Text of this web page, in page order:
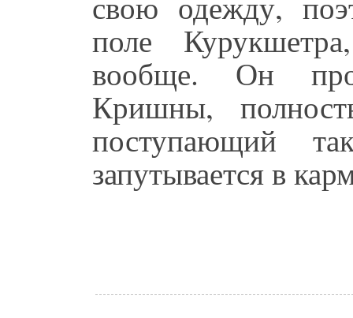
поле
вообще. Он
Кришны,
поступающий
запутывается в